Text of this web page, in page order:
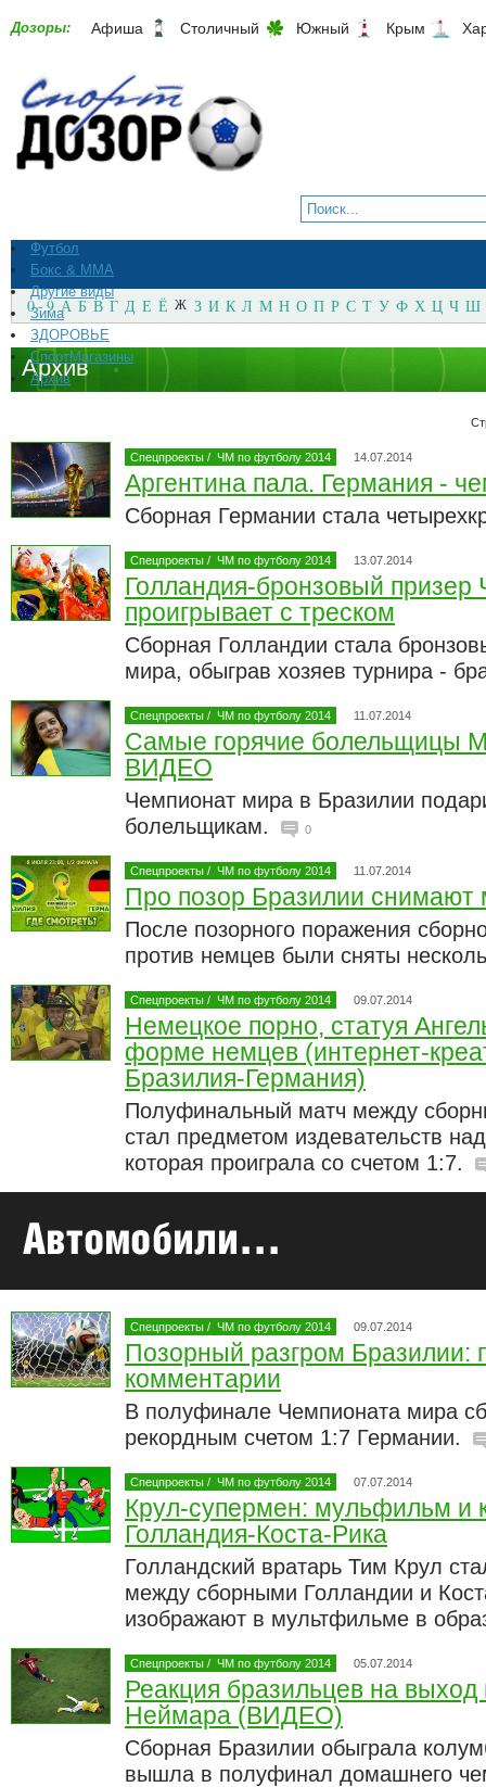
Дозоры: Афиша Столичный Южный Крым
Футбол
Бокс & ММА
Другие виды
Зима
ЗДОРОВЬЕ
СпортМагазины
Архив
0 - 9 А Б В Г Д Е Ё Ж З И К Л М Н О П Р С Т У Ф Х Ц Ч Ш
Архив
Спецпроекты / ЧМ по футболу 2014 14.07.2014
Аргентина пала. Германия -
Сборная Германии стала
Спецпроекты / ЧМ по футболу 2014 13.07.2014
Голландия-бронзовый
проигрывает с треском
Сборная Голландии стала
мира, обыграв хозяев турнира -
Спецпроекты / ЧМ по футболу 2014 11.07.2014
Самые горячие болельщицы
ВИДЕО
Чемпионат мира в Бразилии
болельщикам.
0
Спецпроекты / ЧМ по футболу 2014 11.07.2014
Про позор Бразилии
После позорного поражения
против немцев были сняты
Спецпроекты / ЧМ по футболу 2014 09.07.2014
Немецкое порно, статуя
форме немцев (интернет-
Бразилия-Германия)
Полуфинальный матч между
стал предметом издевательств
которая проиграла со счетом 1:7.
Спецпроекты / ЧМ по футболу 2014 09.07.2014
Позорный разгром Бразилии:
комментарии
В полуфинале Чемпионата мира
рекордным счетом 1:7 Германии.
Спецпроекты / ЧМ по футболу 2014 07.07.2014
Крул-супермен: мульфильм и
Голландия-Коста-Рика
Голландский вратарь Тим Крул
между сборными Голландии и
изображают в мультфильме в
Спецпроекты / ЧМ по футболу 2014 05.07.2014
Реакция бразильцев на
Неймара (ВИДЕО)
Сборная Бразилии обыграла
вышла в полуфинал домашнего